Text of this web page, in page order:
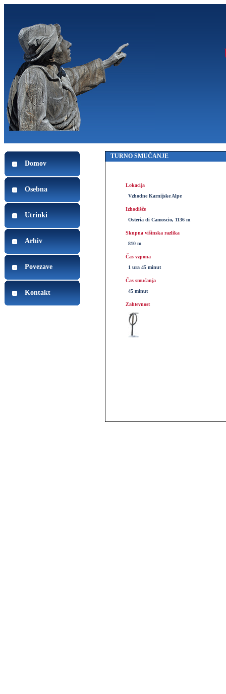
Domov
Osebna
Utrinki
Arhiv
Povezave
Kontakt
TURNO SMUČANJE
Lokacija
Vzhodne Karnijske Alpe
Izhodišče
Osteria di Camoscio, 1136 m
Skupna višinska razlika
810 m
Čas vzpona
1 ura 45 minut
Čas smučanja
45 minut
Zahtevnost